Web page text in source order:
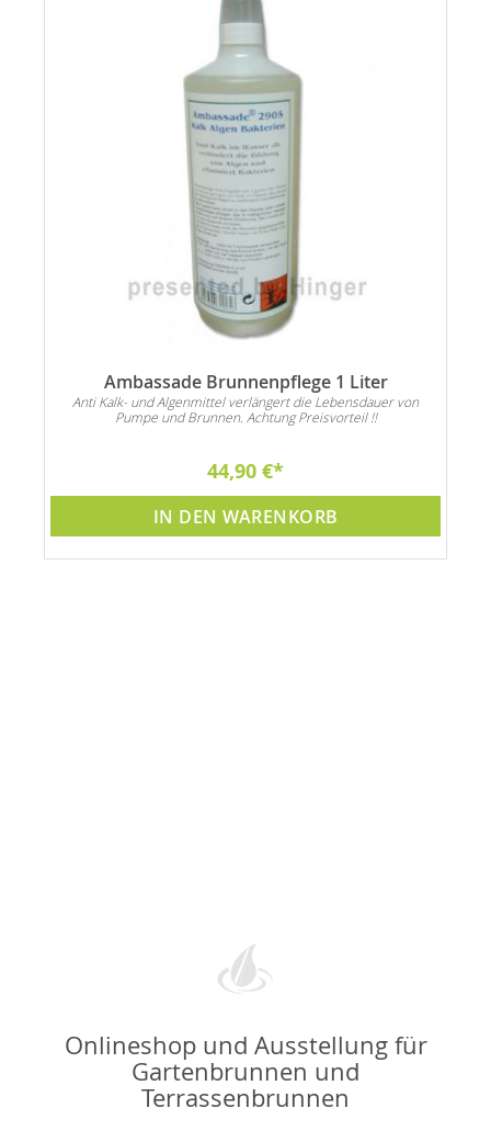
Ambassade Brunnenpflege 1 Liter
Anti Kalk- und Algenmittel verlängert die Lebensdauer von
Pumpe und Brunnen. Achtung Preisvorteil !!
44,90 €
IN DEN WARENKORB
Onlineshop und Ausstellung für
Gartenbrunnen und
Terrassenbrunnen